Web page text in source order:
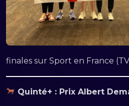
finales sur Sport en France
Quinté+ : Prix Albert